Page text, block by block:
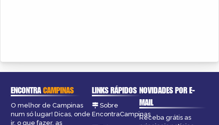
ENCONTRACAMPINAS
O melhor de Campinas
num só lugar! Dicas, onde
ir, o que fazer, as
LINKS RÁPIDOS
Sobre
EncontraCampinas
NOVIDADES POR E-
MAIL
Receba grátis as